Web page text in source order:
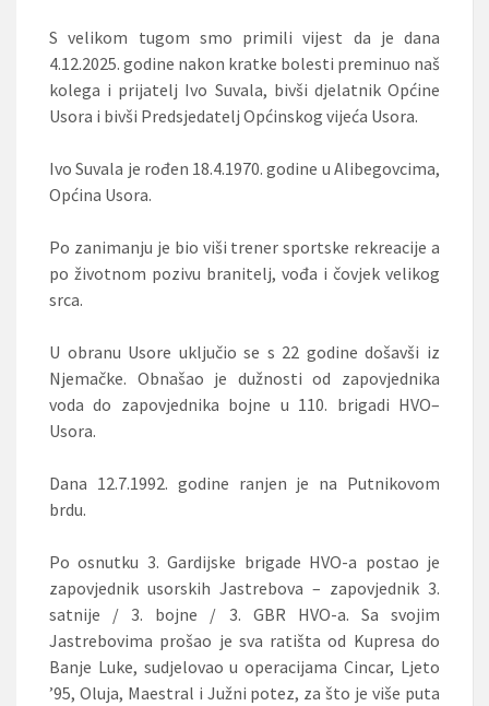
S velikom tugom smo primili vijest da je dana
4.12.2025. godine nakon kratke bolesti preminuo naš
kolega i prijatelj Ivo Suvala, bivši djelatnik Općine
Usora i bivši Predsjedatelj Općinskog vijeća Usora.
Ivo Suvala je rođen 18.4.1970. godine u Alibegovcima,
Općina Usora.
Po zanimanju je bio viši trener sportske rekreacije a
po životnom pozivu branitelj, vođa i čovjek velikog
srca.
U obranu Usore uključio se s 22 godine došavši iz
Njemačke. Obnašao je dužnosti od zapovjednika
voda do zapovjednika bojne u 110. brigadi HVO–
Usora.
Dana 12.7.1992. godine ranjen je na Putnikovom
brdu.
Po osnutku 3. Gardijske brigade HVO-a postao je
zapovjednik usorskih Jastrebova – zapovjednik 3.
satnije / 3. bojne / 3. GBR HVO-a. Sa svojim
Jastrebovima prošao je sva ratišta od Kupresa do
Banje Luke, sudjelovao u operacijama Cincar, Ljeto
’95, Oluja, Maestral i Južni potez, za što je više puta